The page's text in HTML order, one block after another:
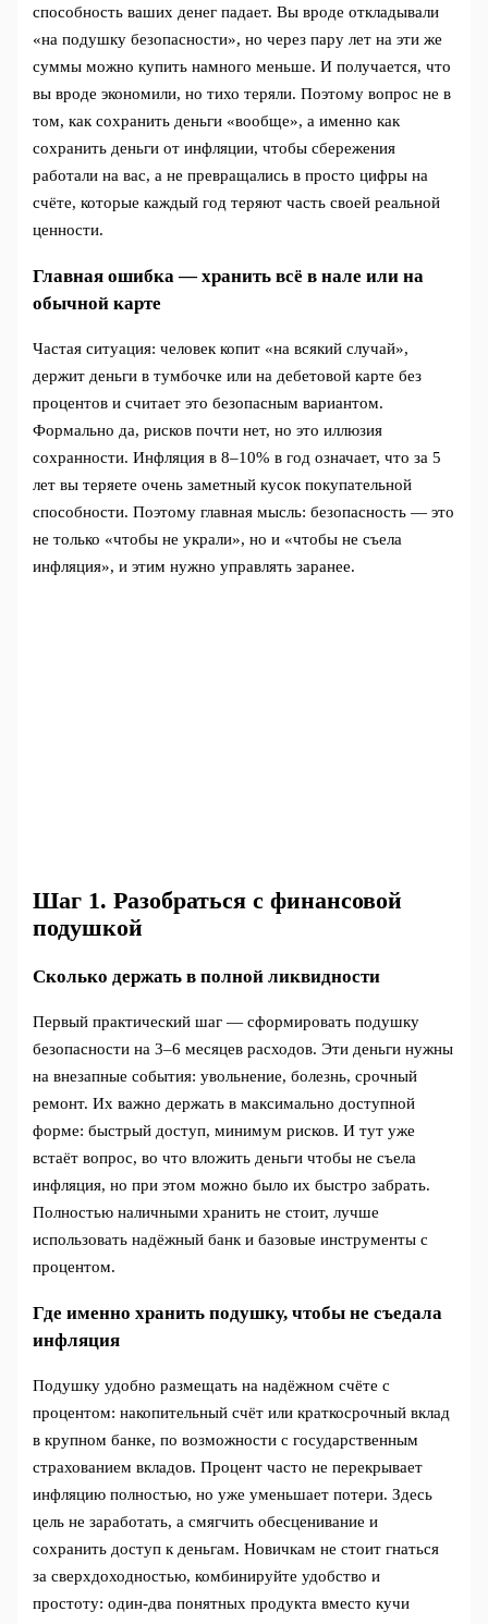
способность ваших денег падает. Вы вроде откладывали
«на подушку безопасности», но через пару лет на эти же
суммы можно купить намного меньше. И получается, что
вы вроде экономили, но тихо теряли. Поэтому вопрос не в
том, как сохранить деньги «вообще», а именно как
сохранить деньги от инфляции, чтобы сбережения
работали на вас, а не превращались в просто цифры на
счёте, которые каждый год теряют часть своей реальной
ценности.
Главная ошибка — хранить всё в нале или на
обычной карте
Частая ситуация: человек копит «на всякий случай»,
держит деньги в тумбочке или на дебетовой карте без
процентов и считает это безопасным вариантом.
Формально да, рисков почти нет, но это иллюзия
сохранности. Инфляция в 8–10% в год означает, что за 5
лет вы теряете очень заметный кусок покупательной
способности. Поэтому главная мысль: безопасность — это
не только «чтобы не украли», но и «чтобы не съела
инфляция», и этим нужно управлять заранее.
Шаг 1. Разобраться с финансовой
подушкой
Сколько держать в полной ликвидности
Первый практический шаг — сформировать подушку
безопасности на 3–6 месяцев расходов. Эти деньги нужны
на внезапные события: увольнение, болезнь, срочный
ремонт. Их важно держать в максимально доступной
форме: быстрый доступ, минимум рисков. И тут уже
встаёт вопрос, во что вложить деньги чтобы не съела
инфляция, но при этом можно было их быстро забрать.
Полностью наличными хранить не стоит, лучше
использовать надёжный банк и базовые инструменты с
процентом.
Где именно хранить подушку, чтобы не съедала
инфляция
Подушку удобно размещать на надёжном счёте с
процентом: накопительный счёт или краткосрочный вклад
в крупном банке, по возможности с государственным
страхованием вкладов. Процент часто не перекрывает
инфляцию полностью, но уже уменьшает потери. Здесь
цель не заработать, а смягчить обесценивание и
сохранить доступ к деньгам. Новичкам не стоит гнаться
за сверхдоходностью, комбинируйте удобство и
простоту: один‑два понятных продукта вместо кучи